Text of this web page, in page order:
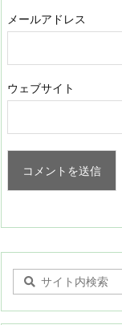
メールアドレス
ウェブサイト